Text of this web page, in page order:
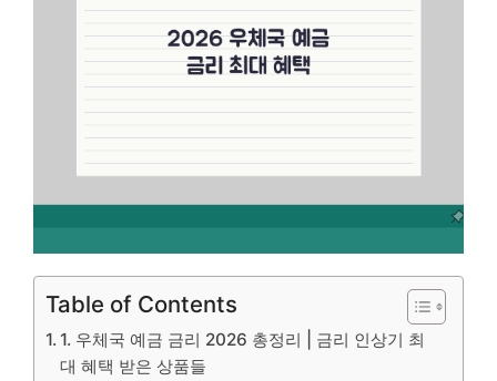
Table of Contents
1. 우체국 예금 금리 2026 총정리 | 금리 인상기 최
대 혜택 받은 상품들